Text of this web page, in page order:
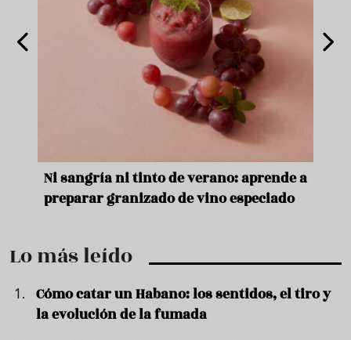
Ni sangría ni tinto de verano: aprende a
preparar granizado de vino especiado
Lo más leído
Cómo catar un Habano: los sentidos, el tiro y
la evolución de la fumada